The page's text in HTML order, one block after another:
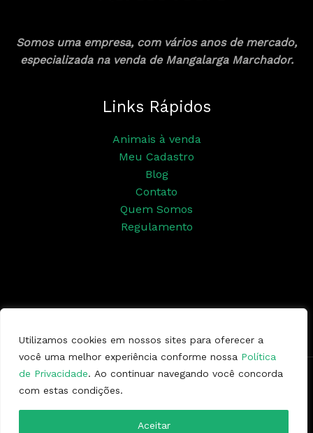
Utilizamos cookies em nossos sites para oferecer a
você uma melhor experiência conforme nossa Política
de Privacidade. Ao continuar navegando você concorda
com estas condições.
Aceitar
Somos uma empresa, com vários anos de mercado,
especializada na venda de Mangalarga Marchador.
Links Rápidos
Animais à venda
Meu Cadastro
Blog
Contato
Quem Somos
Regulamento
Copyright © 2026 | Ponto da Marcha